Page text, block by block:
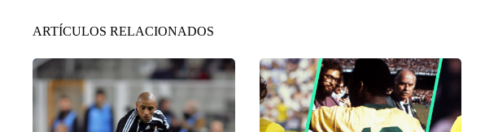
ARTÍCULOS RELACIONADOS